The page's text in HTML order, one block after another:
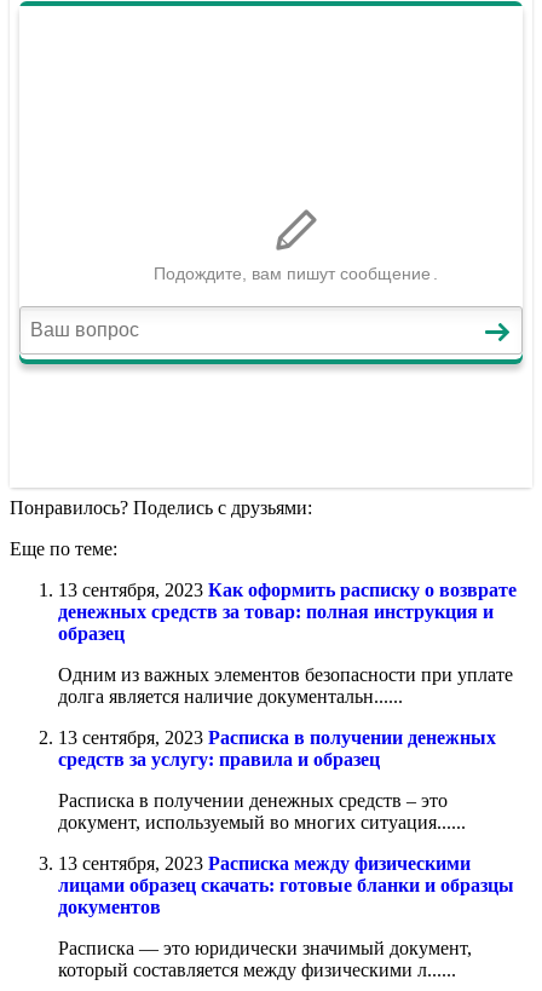
Понравилось? Поделись с друзьями:
Еще по теме:
13 сентября, 2023 Как оформить расписку о возврате
денежных средств за товар: полная инструкция и
образец
Одним из важных элементов безопасности при уплате
долга является наличие документальн......
13 сентября, 2023 Расписка в получении денежных
средств за услугу: правила и образец
Расписка в получении денежных средств – это
документ, используемый во многих ситуация......
13 сентября, 2023 Расписка между физическими
лицами образец скачать: готовые бланки и образцы
документов
Расписка — это юридически значимый документ,
который составляется между физическими л......